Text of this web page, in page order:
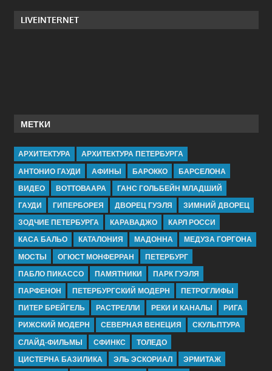
LIVEINTERNET
МЕТКИ
АРХИТЕКТУРА
АРХИТЕКТУРА ПЕТЕРБУРГА
АНТОНИО ГАУДИ
АФИНЫ БАРОККО
БАРСЕЛОНА
ВИДЕО
ВОТТОВААРА
ГАНС ГОЛЬБЕЙН МЛАДШИЙ
ГАУДИ
ГИПЕРБОРЕЯ ДВОРЕЦ ГУЭЛЯ
ЗИМНИЙ ДВОРЕЦ
ЗОДЧИЕ ПЕТЕРБУРГА
КАРАВАДЖО
КАРЛ РОССИ
КАСА БАЛЬО
КАТАЛОНИЯ МАДОННА
МЕДУЗА ГОРГОНА
МОСТЫ
ОГЮСТ МОНФЕРРАН
ПЕТЕРБУРГ
ПАБЛО ПИКАССО
ПАМЯТНИКИ
ПАРК ГУЭЛЯ
ПАРФЕНОН
ПЕТЕРБУРГСКИЙ МОДЕРН
ПЕТРОГЛИФЫ
ПИТЕР БРЕЙГЕЛЬ
РАСТРЕЛЛИ РЕКИ И КАНАЛЫ
РИГА
РИЖСКИЙ МОДЕРН
СЕВЕРНАЯ ВЕНЕЦИЯ
СКУЛЬПТУРА
СЛАЙД-ФИЛЬМЫ
СФИНКС
ТОЛЕДО
ЦИСТЕРНА БАЗИЛИКА
ЭЛЬ ЭСКОРИАЛ ЭРМИТАЖ